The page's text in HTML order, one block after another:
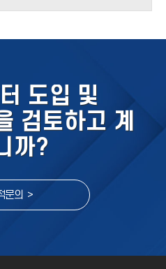
도입 및
검토하고 계
까?
문의 >